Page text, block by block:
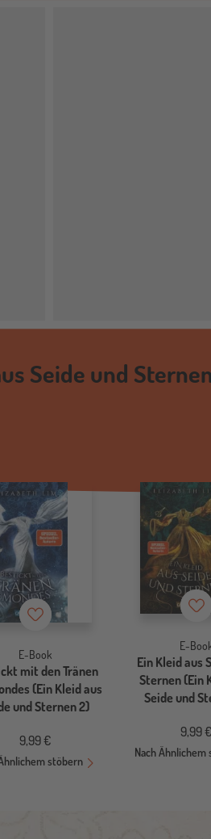
Seide und Sternen
Merkzettel
E-Book
mit den Tränen
(Ein Kleid aus
und Sternen 2)
9,99 €
stöbern
E-
Ein Kleid aus
Sternen (Ein
Seide und
9,99 €
Nach Ähnlichem